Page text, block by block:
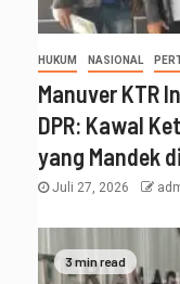
HUKUM NASIONAL
Manuver KTR
DPR: Kawal
yang Mandek
Juli 27, 2026
3 min read